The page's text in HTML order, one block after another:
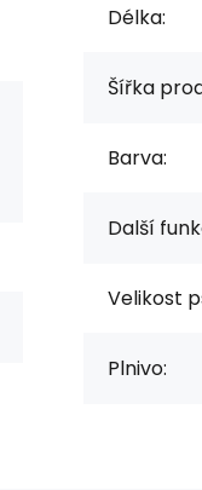
Délka:
Šířka
Barva:
Další
Velikost
Plnivo: